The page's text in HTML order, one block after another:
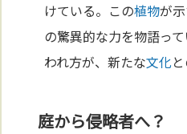
けている。この植物が
の驚異的な力を物語っ
われ方が、新たな文化
庭から侵略者へ？